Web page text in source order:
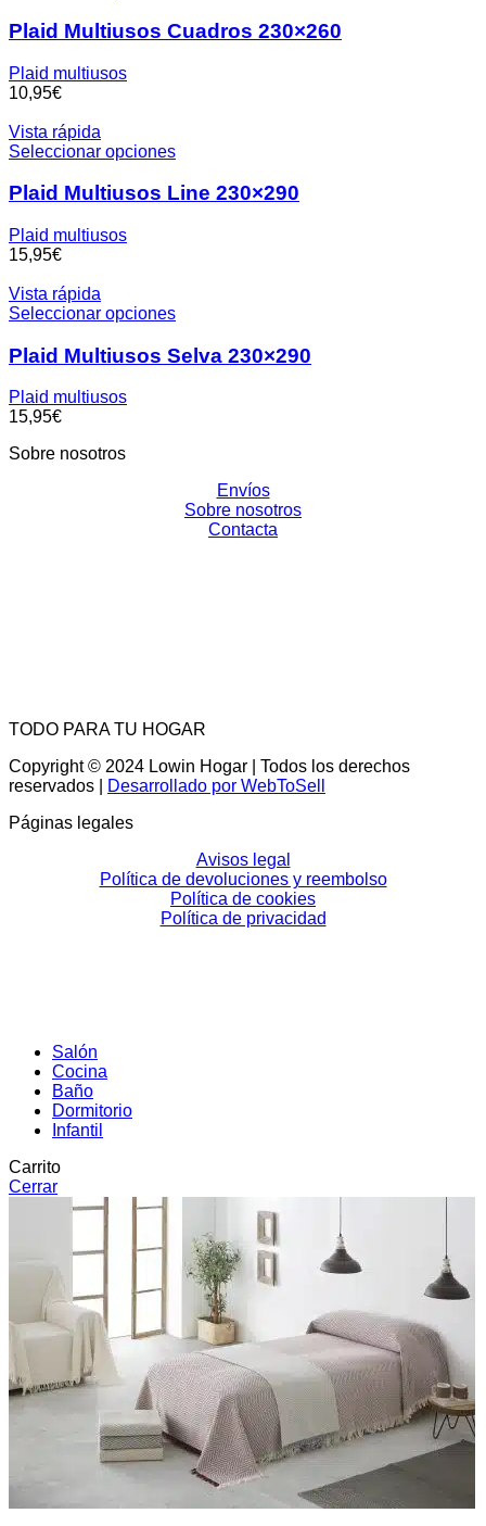
Plaid Multiusos Cuadros 230×260
Plaid multiusos
10,95€
Vista rápida
Seleccionar opciones
Plaid Multiusos Line 230×290
Plaid multiusos
15,95€
Vista rápida
Seleccionar opciones
Plaid Multiusos Selva 230×290
Plaid multiusos
15,95€
Sobre nosotros
Envíos
Sobre nosotros
Contacta
TODO PARA TU HOGAR
Copyright © 2024 Lowin Hogar | Todos los derechos
reservados |
Desarrollado por WebToSell
Páginas legales
Avisos legal
Política de devoluciones y reembolso
Política de cookies
Política de privacidad
Salón
Cocina
Baño
Dormitorio
Infantil
Carrito
Cerrar